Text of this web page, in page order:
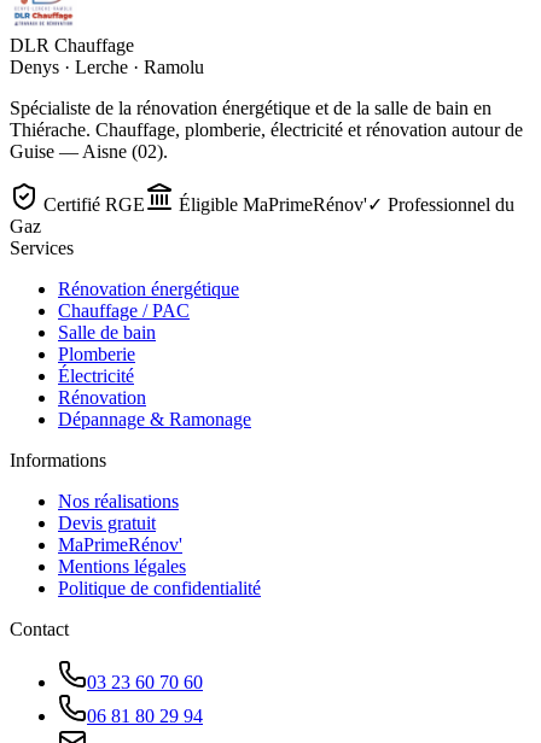
DLR Chauffage
Denys · Lerche · Ramolu
Spécialiste de la rénovation énergétique et de la salle de bain en
Thiérache. Chauffage, plomberie, électricité et rénovation autour de
Guise — Aisne (02).
Certifié RGE Éligible MaPrimeRénov'✓ Professionnel du
Gaz
Services
Rénovation énergétique
Chauffage / PAC
Salle de bain
Plomberie
Électricité
Rénovation
Dépannage & Ramonage
Informations
Nos réalisations
Devis gratuit
MaPrimeRénov'
Mentions légales
Politique de confidentialité
Contact
03 23 60 70 60
06 81 80 29 94